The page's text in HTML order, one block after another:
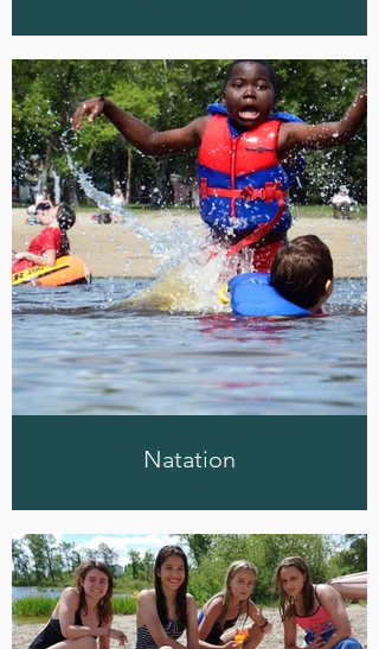
Natation